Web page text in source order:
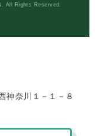
の十分な
用して訪問
、訪問看
すい場所に
All Rights Reserved.
神奈川１－１－８